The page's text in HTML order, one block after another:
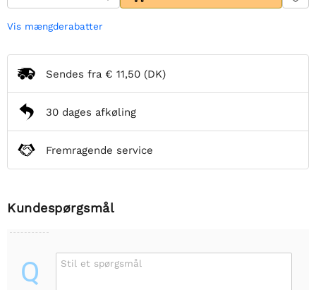
Vis mængderabatter
Sendes fra € 11,50 (DK)
30 dages afkøling
Fremragende service
Kundespørgsmål
Q Stil et spørgsmål